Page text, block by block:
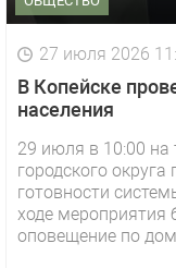
27 июля 2026
В Копейске
населения
29 июля в 10:00 на
городского
готовности
ходе мероприятия
оповещение по